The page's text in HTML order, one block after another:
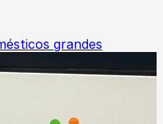
grandes